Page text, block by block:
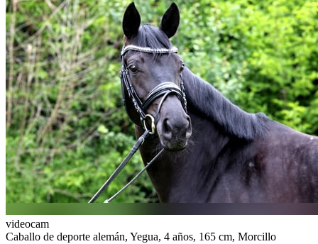
videocam
Caballo de deporte alemán, Yegua, 4 años, 165 cm, Morcillo